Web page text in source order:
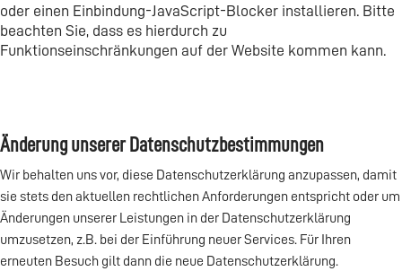
oder einen Einbindung-JavaScript-Blocker installieren. Bitte
beachten Sie, dass es hierdurch zu
Funktionseinschränkungen auf der Website kommen kann.
Änderung unserer Datenschutzbestimmungen
Wir behalten uns vor, diese Datenschutzerklärung anzupassen, damit
sie stets den aktuellen rechtlichen Anforderungen entspricht oder um
Änderungen unserer Leistungen in der Datenschutzerklärung
umzusetzen, z.B. bei der Einführung neuer Services. Für Ihren
erneuten Besuch gilt dann die neue Datenschutzerklärung.